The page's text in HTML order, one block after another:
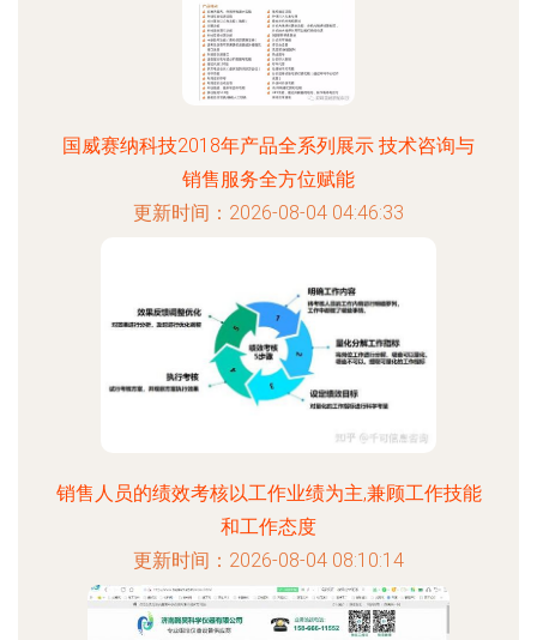
国威赛纳科技2018年产品全系列展示 技术咨询与
销售服务全方位赋能
更新时间：2026-08-04 04:46:33
销售人员的绩效考核以工作业绩为主,兼顾工作技能
和工作态度
更新时间：2026-08-04 08:10:14